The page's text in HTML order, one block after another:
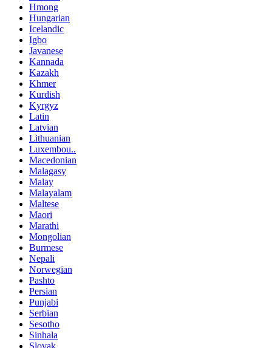
Hmong
Hungarian
Icelandic
Igbo
Javanese
Kannada
Kazakh
Khmer
Kurdish
Kyrgyz
Latin
Latvian
Lithuanian
Luxembou..
Macedonian
Malagasy
Malay
Malayalam
Maltese
Maori
Marathi
Mongolian
Burmese
Nepali
Norwegian
Pashto
Persian
Punjabi
Serbian
Sesotho
Sinhala